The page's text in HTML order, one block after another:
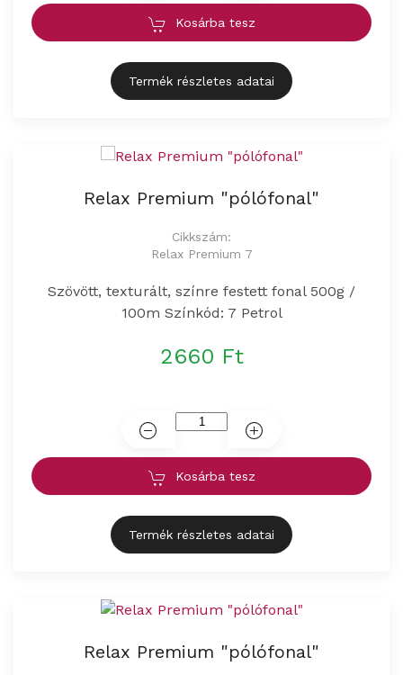
Kosárba tesz
Termék részletes adatai
Relax Premium "pólófonal"
Cikkszám:
Relax Premium 7
Szövött, texturált, színre festett fonal 500g /
100m Színkód: 7 Petrol
2660 Ft
Kosárba tesz
Termék részletes adatai
Relax Premium "pólófonal"